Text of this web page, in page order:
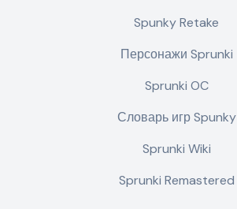
Spunky Retake
Персонажи Sprunki
Sprunki OC
Словарь игр Spunky
Sprunki Wiki
Sprunki Remastered